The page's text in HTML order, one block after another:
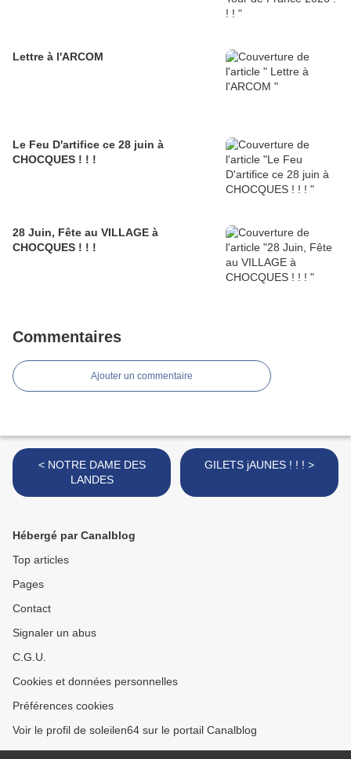
Lettre à l'ARCOM
Le Feu D'artifice ce 28 juin à
CHOCQUES ! ! !
28 Juin, Fête au VILLAGE à
CHOCQUES ! ! !
Commentaires
Ajouter un commentaire
< NOTRE DAME DES
LANDES
GILETS jAUNES ! ! ! >
Hébergé par Canalblog
Top articles
Pages
Contact
Signaler un abus
C.G.U.
Cookies et données personnelles
Préférences cookies
Voir le profil de soleilen64 sur le portail Canalblog